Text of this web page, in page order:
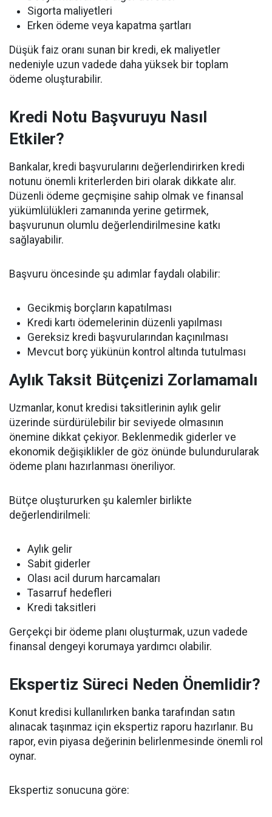
Sigorta maliyetleri
Erken ödeme veya kapatma şartları
Düşük faiz oranı sunan bir kredi, ek maliyetler
nedeniyle uzun vadede daha yüksek bir toplam
ödeme oluşturabilir.
Kredi Notu Başvuruyu Nasıl
Etkiler?
Bankalar, kredi başvurularını değerlendirirken kredi
notunu önemli kriterlerden biri olarak dikkate alır.
Düzenli ödeme geçmişine sahip olmak ve finansal
yükümlülükleri zamanında yerine getirmek,
başvurunun olumlu değerlendirilmesine katkı
sağlayabilir.
Başvuru öncesinde şu adımlar faydalı olabilir:
Gecikmiş borçların kapatılması
Kredi kartı ödemelerinin düzenli yapılması
Gereksiz kredi başvurularından kaçınılması
Mevcut borç yükünün kontrol altında tutulması
Aylık Taksit Bütçenizi Zorlamamalı
Uzmanlar, konut kredisi taksitlerinin aylık gelir
üzerinde sürdürülebilir bir seviyede olmasının
önemine dikkat çekiyor. Beklenmedik giderler ve
ekonomik değişiklikler de göz önünde bulundurularak
ödeme planı hazırlanması öneriliyor.
Bütçe oluştururken şu kalemler birlikte
değerlendirilmeli:
Aylık gelir
Sabit giderler
Olası acil durum harcamaları
Tasarruf hedefleri
Kredi taksitleri
Gerçekçi bir ödeme planı oluşturmak, uzun vadede
finansal dengeyi korumaya yardımcı olabilir.
Ekspertiz Süreci Neden Önemlidir?
Konut kredisi kullanılırken banka tarafından satın
alınacak taşınmaz için ekspertiz raporu hazırlanır. Bu
rapor, evin piyasa değerinin belirlenmesinde önemli rol
oynar.
Ekspertiz sonucuna göre: